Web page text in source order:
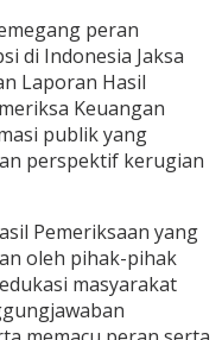
peran
di Indonesia Jaksa
Laporan Hasil
Keuangan
publik yang
perspektif kerugian
Pemeriksaan yang
oleh pihak-pihak
masyarakat